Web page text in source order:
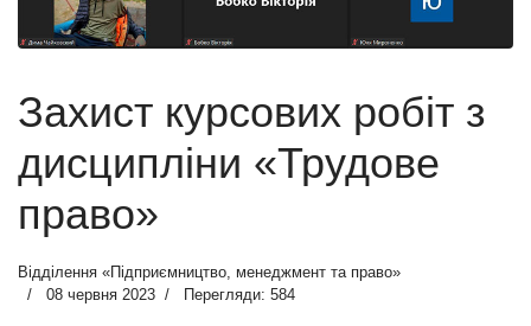
Захист курсових робіт з
дисципліни «Трудове
право»
Відділення «Підприємництво, менеджмент та право»
08 червня 2023
Перегляди: 584